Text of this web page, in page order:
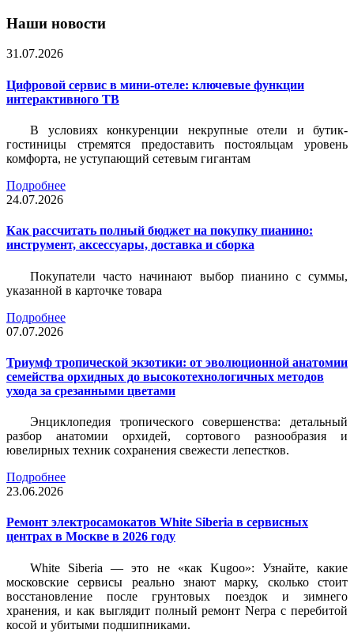
Наши новости
31.07.2026
Цифровой сервис в мини-отеле: ключевые функции
интерактивного ТВ
В условиях конкуренции некрупные отели и бутик-
гостиницы стремятся предоставить постояльцам уровень
комфорта, не уступающий сетевым гигантам
Подробнее
24.07.2026
Как рассчитать полный бюджет на покупку пианино:
инструмент, аксессуары, доставка и сборка
Покупатели часто начинают выбор пианино с суммы,
указанной в карточке товара
Подробнее
07.07.2026
Триумф тропической экзотики: от эволюционной анатомии
семейства орхидных до высокотехнологичных методов
ухода за срезанными цветами
Энциклопедия тропического совершенства: детальный
разбор анатомии орхидей, сортового разнообразия и
ювелирных техник сохранения свежести лепестков.
Подробнее
23.06.2026
Ремонт электросамокатов White Siberia в сервисных
центрах в Москве в 2026 году
White Siberia — это не «как Kugoo»: Узнайте, какие
московские сервисы реально знают марку, сколько стоит
восстановление после грунтовых поездок и зимнего
хранения, и как выглядит полный ремонт Nerpa с перебитой
косой и убитыми подшипниками.